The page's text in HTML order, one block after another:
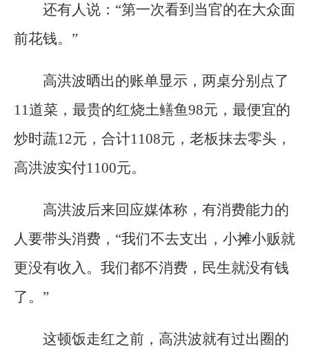
还有人说：“第一次看到当官的在大众面
前花钱。”
高洪波晒出的账单显示，两桌分别点了
11道菜，最贵的红烧土鳝鱼98元，最便宜的
炒时蔬12元，合计1108元，老板抹去零头，
高洪波实付1100元。
高洪波后来回应媒体称，有消费能力的
人要带头消费，“我们不去支出，小摊小贩就
更没有收入。我们都不消费，民生就没有钱
了。”
这顿饭走红之前，高洪波就有过出圈的